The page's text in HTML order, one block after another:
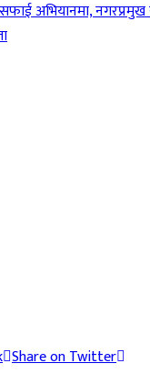
Share on Twitter